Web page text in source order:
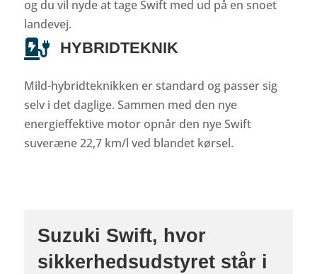
og du vil nyde at tage Swift med ud på en snoet
landevej.
 HYBRIDTEKNIK
Mild-hybridteknikken er standard og passer sig
selv i det daglige. Sammen med den nye
energieffektive motor opnår den nye Swift
suveræne 22,7 km/l ved blandet kørsel.
Suzuki Swift, hvor
sikkerhedsudstyret står i